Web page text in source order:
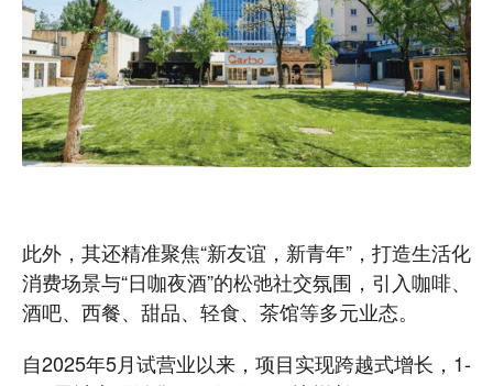
此外，其还精准聚焦“新友谊，新青年”，打造生活化
消费场景与“日咖夜酒”的松弛社交氛围，引入咖啡、
酒吧、西餐、甜品、轻食、茶馆等多元业态。
自2025年5月试营业以来，项目实现跨越式增长，1-